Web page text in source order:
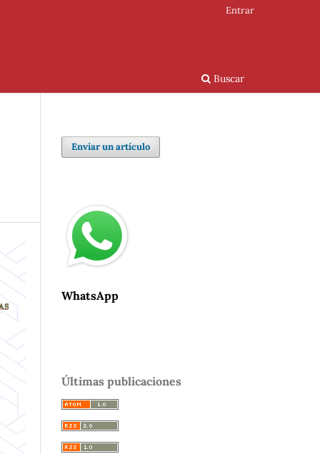
Buscar
Entrar
Enviar un artículo
WhatsApp
Últimas publicaciones